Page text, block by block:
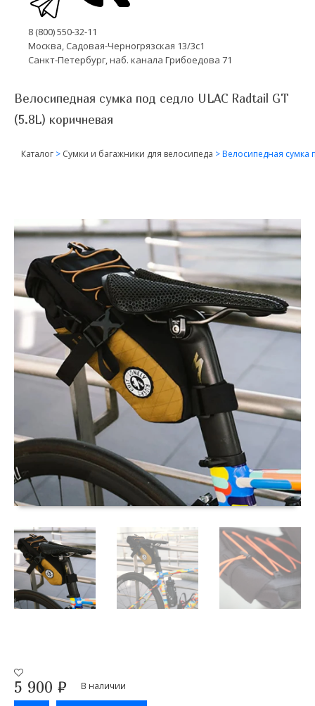
8 (800) 550-32-11
Москва, Садовая-Черногрязская 13/3с1
Санкт-Петербург, наб. канала Грибоедова 71
Велосипедная сумка под седло ULAC Radtail GT
(5.8L) коричневая
Каталог > Сумки и багажники для велосипеда >Велосипедная сумка
5 900 ₽ В наличии